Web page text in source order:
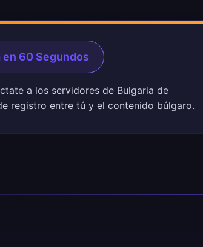
en 60 Segundos
a los servidores de Bulgaria de
registro entre tú y el contenido búlgaro.